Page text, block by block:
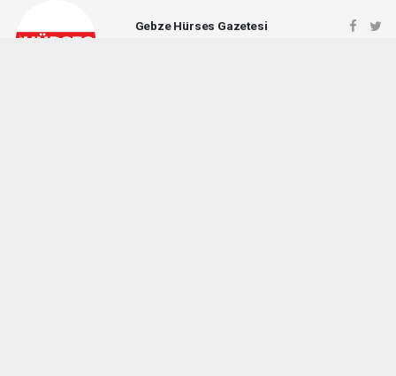
Gebze Hürses Gazetesi